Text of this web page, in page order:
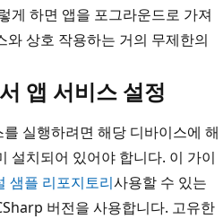
게 하면 앱을 포그라운드로 가져
와 상호 작용하는 거의 무제한의
앱 서비스 설정
실행하려면 해당 디바이스에 해
설치되어 있어야 합니다. 이 가이
샘플 리포지토리사용할 수 있는
버전을 사용합니다. 고유한